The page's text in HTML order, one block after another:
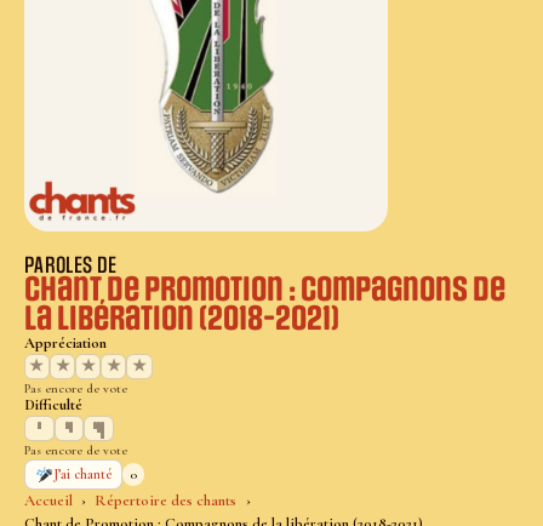
Accueil
Répertoire des chants
PAROLES DE
Chant de Promotion : Compagnons de
la libération (2018-2021)
Appréciation
★
★ ★ ★ ★
Pas encore de vote
Difficulté
Pas encore de vote
J’ai chanté
0